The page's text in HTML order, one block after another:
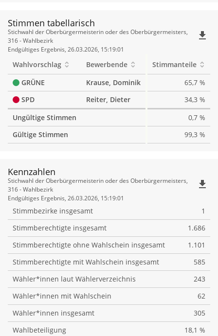
Stimmen tabellarisch
Stimmen
tabellarisch
Stichwahl der Oberbürgermeisterin oder des Oberbürgermeisters,
316 - Wahlbezirk
Endgültiges Ergebnis, 26.03.2026, 15:19:01
file_download
Wahlvorschlag Bewerbende
Stimmanteile
GRÜNE
Krause, Dominik
65,7 %
SPD
Reiter, Dieter
34,3 %
Ungültige Stimmen
0,7 %
Gültige Stimmen
99,3 %
Kennzahlen
Kennzahlen
Stichwahl der Oberbürgermeisterin oder des Oberbürgermeisters,
316 - Wahlbezirk
Endgültiges Ergebnis, 26.03.2026, 15:19:01
file_download
Stimmbezirke insgesamt
1
Stimmberechtigte insgesamt
1.686
Stimmberechtigte ohne Wahlschein insgesamt
1.101
Stimmberechtigte mit Wahlschein insgesamt
585
Wähler*innen laut Wählerverzeichnis
243
Wähler*innen mit Wahlschein
62
Wähler*innen insgesamt
305
Wahlbeteiligung
18,1 %